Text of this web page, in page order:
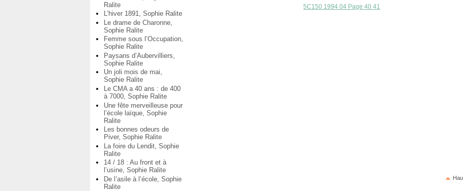
Ralite
L’hiver 1891, Sophie Ralite
Le drame de Charonne,
Sophie Ralite
Femme sous l’Occupation,
Sophie Ralite
Paysans d’Aubervilliers,
Sophie Ralite
Un joli mois de mai,
Sophie Ralite
Le CMA a 40 ans : de 400
à 7000, Sophie Ralite
Une fête merveilleuse pour
l’école laïque, Sophie
Ralite
Les bonnes odeurs de
Piver, Sophie Ralite
La foire du Lendit, Sophie
Ralite
14 / 18 : Au front et à
l’usine, Sophie Ralite
De l’asile à l’école, Sophie
Ralite
5C150 1994 04 Page 40 41